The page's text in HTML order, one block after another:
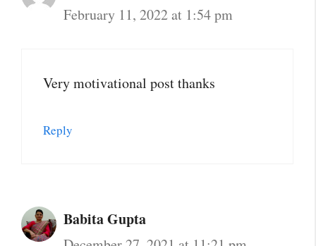
February 11, 2022 at 1:54 pm
Very motivational post thanks
Reply
Babita Gupta